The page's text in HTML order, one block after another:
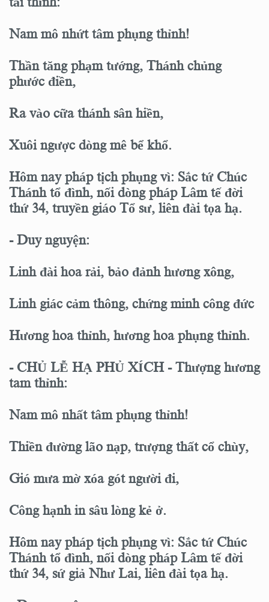
Nam mô nhứt tâm phụng thỉnh!
Thần tăng phạm tướng, Thánh chủng
phước điền,
Ra vào cữa thánh sân hiền,
Xuôi ngược dòng mê bể khổ.
Hôm nay pháp tịch phụng vì: Sắc tứ Chúc
Thánh tổ đình, nối dòng pháp Lâm tế đời
thứ 34, truyền giáo Tổ sư, liên đài tọa hạ.
- Duy nguyện:
Linh đài hoa rải, bảo đảnh hương xông,
Linh giác cảm thông, chứng minh công đức
Hương hoa thỉnh, hương hoa phụng thỉnh.
- CHỦ LỄ HẠ PHỦ XÍCH - Thượng hương
tam thỉnh:
Nam mô nhất tâm phụng thỉnh!
Thiền đường lão nạp, trượng thất cổ chùy,
Gió mưa mờ xóa gót người đi,
Công hạnh in sâu lòng kẻ ở.
Hôm nay pháp tịch phụng vì: Sắc tứ Chúc
Thánh tổ đình, nối dòng pháp Lâm tế đời
thứ 34, sứ giả Như Lai, liên đài tọa hạ.